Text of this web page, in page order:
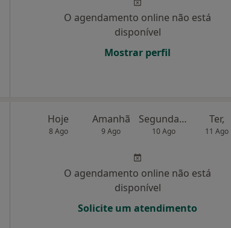
O agendamento online não está
disponível
Mostrar perfil
Hoje
8 Ago
Amanhã
9 Ago
Segunda-feira
10 Ago
Ter,
11 Ago
O agendamento online não está
disponível
Solicite um atendimento